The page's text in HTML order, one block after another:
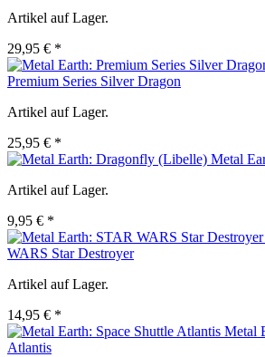
Artikel auf Lager.
29,95 € *
Premium Series Silver Dragon
Artikel auf Lager.
25,95 € *
Metal
Artikel auf Lager.
9,95 € *
WARS Star Destroyer
Artikel auf Lager.
14,95 € *
Metal
Atlantis